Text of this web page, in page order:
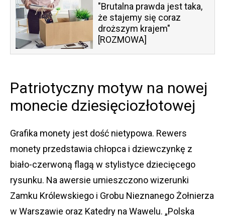
"Brutalna prawda jest taka,
że stajemy się coraz
droższym krajem"
[ROZMOWA]
Patriotyczny motyw na nowej
monecie dziesięciozłotowej
Grafika monety jest dość nietypowa. Rewers
monety przedstawia chłopca i dziewczynkę z
biało-czerwoną flagą w stylistyce dziecięcego
rysunku. Na awersie umieszczono wizerunki
Zamku Królewskiego i Grobu Nieznanego Żołnierza
w Warszawie oraz Katedry na Wawelu. „Polska